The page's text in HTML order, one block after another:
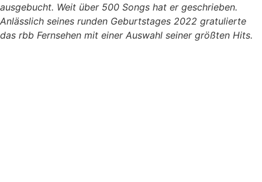
ausgebucht. Weit über 500 Songs hat er geschrieben.
Anlässlich seines runden Geburtstages 2022 gratulierte
das rbb Fernsehen mit einer Auswahl seiner größten Hits.